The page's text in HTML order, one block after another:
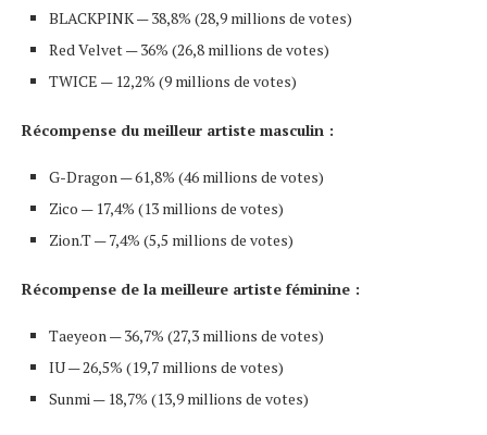
BLACKPINK — 38,8% (28,9 millions de votes)
Red Velvet — 36% (26,8 millions de votes)
TWICE — 12,2% (9 millions de votes)
Récompense du meilleur artiste masculin :
G-Dragon — 61,8% (46 millions de votes)
Zico — 17,4% (13 millions de votes)
Zion.T — 7,4% (5,5 millions de votes)
Récompense de la meilleure artiste féminine :
Taeyeon — 36,7% (27,3 millions de votes)
IU — 26,5% (19,7 millions de votes)
Sunmi — 18,7% (13,9 millions de votes)